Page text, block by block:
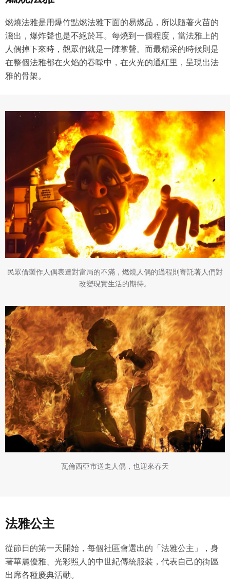
燃燒法雅是用爆竹點燃法雅下面的易燃品，所以隨著火苗的
濺出，爆炸聲也是不絕於耳。每燒到一個程度，當法雅上的
人偶掉下來時，觀眾們就是一陣掌聲。而最精采的時候則是
在整個法雅都在火焰的吞噬中，在火光的通紅里，呈現出法
雅的骨架。
民眾借製作人偶表達對當局的不滿，燃燒人偶的過程則寄託著人們對
改變現實生活的期待。
瓦倫西亞市送走人偶，也迎來春天
法雅公主
從節日的第一天開始，每個社區會選出的「法雅公主」，身
著華麗優雅、光彩照人的中世紀傳統服裝，代表自己的街區
出席各種慶典活動。